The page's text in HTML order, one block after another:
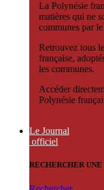
La Polynésie
matières qui ne
communes par
Retrouvez tous
française,
les communes.
Accéder
Polynésie
Le Journal
officiel
RECHERCHER